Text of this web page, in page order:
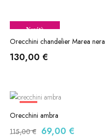
Novità
Orecchini chandelier Marea nera
130,00 €
-40%
Orecchini ambra
115,00€ 69,00 €